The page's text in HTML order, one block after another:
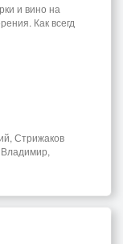
и вино на
Как всегд
Стрижаков